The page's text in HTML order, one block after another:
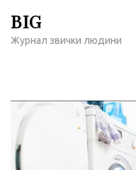
содержимому
BIG
Журнал звички людини